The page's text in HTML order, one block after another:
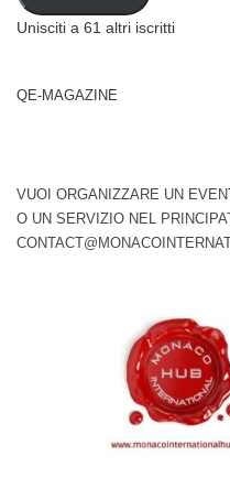
Unisciti a 61 altri iscritti
QE-MAGAZINE
VUOI ORGANIZZARE UN
O UN SERVIZIO NEL